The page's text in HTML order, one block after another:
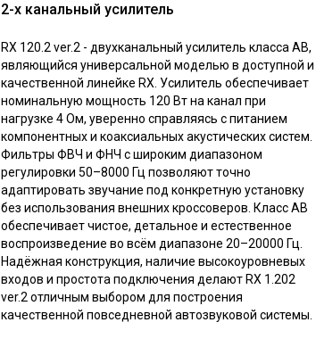
2-х канальный усилитель
RX 120.2 ver.2 - двухканальный усилитель класса AB,
являющийся универсальной моделью в доступной и
качественной линейке RX. Усилитель обеспечивает
номинальную мощность 120 Вт на канал при
нагрузке 4 Ом, уверенно справляясь с питанием
компонентных и коаксиальных акустических систем.
Фильтры ФВЧ и ФНЧ с широким диапазоном
регулировки 50–8000 Гц позволяют точно
адаптировать звучание под конкретную установку
без использования внешних кроссоверов. Класс AB
обеспечивает чистое, детальное и естественное
воспроизведение во всём диапазоне 20–20000 Гц.
Надёжная конструкция, наличие высокоуровневых
входов и простота подключения делают RX 1.202
ver.2 отличным выбором для построения
качественной повседневной автозвуковой системы.